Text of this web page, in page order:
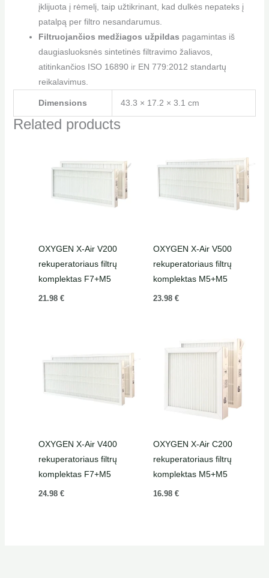
įklijuota į rėmelį, taip užtikrinant, kad dulkės nepateks į
patalpą per filtro nesandarumus.
Filtruojančios medžiagos užpildas pagamintas iš
daugiasluoksnės sintetinės filtravimo žaliavos,
atitinkančios ISO 16890 ir EN 779:2012 standartų
reikalavimus.
Dimensions 43.3 × 17.2 × 3.1 cm
Related products
OXYGEN X-Air V200
rekuperatoriaus filtrų
komplektas F7+M5
21.98 €
OXYGEN X-Air V500
rekuperatoriaus filtrų
komplektas M5+M5
23.98 €
OXYGEN X-Air V400
rekuperatoriaus filtrų
komplektas F7+M5
24.98 €
OXYGEN X-Air C200
rekuperatoriaus filtrų
komplektas M5+M5
16.98 €